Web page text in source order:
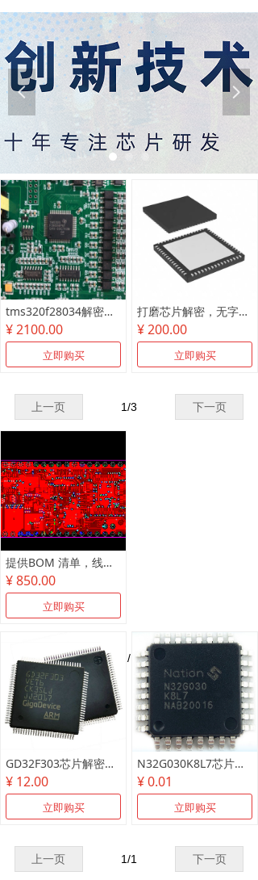
넳 넲
tms320f28034解密尾款
¥ 2100.00
立即购买
打磨芯片解密，无字芯片破解
¥ 200.00
立即购买
上一页 下一页
1/3
提供BOM 清单，线路板抄板，原理图制作
¥ 850.00
立即购买
上一页 下一页
/ 1
GD32F303芯片解密测试样片/可代烧录
¥ 12.00
立即购买
N32G030K8L7芯片解密测试样片
¥ 0.01
立即购买
上一页 下一页
1/1